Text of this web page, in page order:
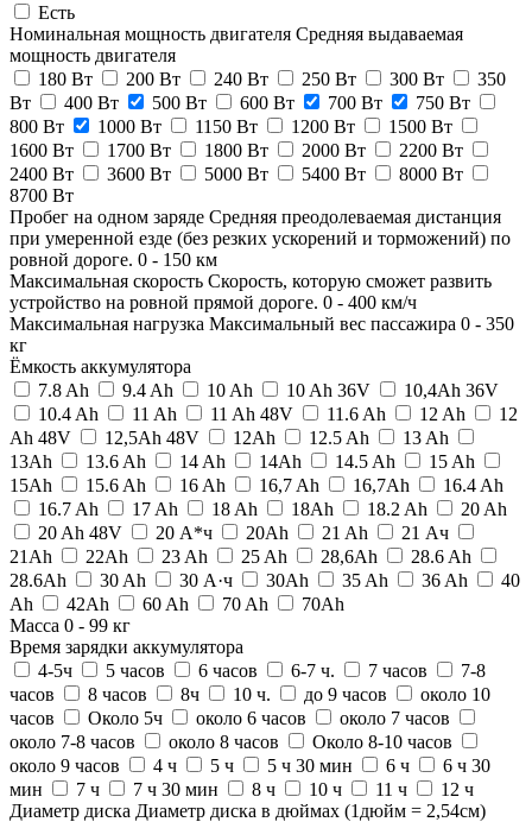
Есть
Номинальная мощность двигателя Средняя выдаваемая
мощность двигателя
180 Вт
200 Вт 240 Вт 250 Вт 300 Вт
350
Вт
400 Вт 500 Вт 600 Вт 700 Вт
750 Вт
800 Вт
1000 Вт 1150 Вт 1200 Вт
1500 Вт
1600 Вт
1700 Вт 1800 Вт 2000 Вт
2200 Вт
2400 Вт
3600 Вт 5000 Вт 5400 Вт
8000 Вт
8700 Вт
Пробег на одном заряде Средняя преодолеваемая дистанция
при умеренной езде (без резких ускорений и торможений) по
ровной дороге. 0 - 150 км
Максимальная скорость Скорость, которую сможет развить
устройство на ровной прямой дороге. 0 - 400 км/ч
Максимальная нагрузка Максимальный вес пассажира 0 - 350
кг
Ёмкость аккумулятора
7.8 Ah
9.4 Ah 10 Ah 10 Ah 36V
10,4Ah 36V
10.4 Ah
11 Ah 11 Ah 48V 11.6 Ah 12 Ah
12
Ah 48V
12,5Ah 48V 12Ah 12.5 Ah
13 Ah
13Ah
13.6 Ah 14 Ah 14Ah 14.5 Ah
15 Ah
15Ah
15.6 Ah 16 Ah 16,7 Ah 16,7Ah
16.4 Ah
16.7 Ah
17 Ah 18 Ah 18Ah 18.2 Ah
20 Ah
20 Ah 48V
20 А*ч 20Ah 21 Ah
21 Ач
21Ah
22Ah 23 Ah 25 Ah 28,6Ah
28.6 Ah
28.6Ah
30 Ah 30 А·ч 30Ah 35 Ah 36 Ah
40
Ah
42Ah 60 Ah 70 Ah
70Ah
Масса 0 - 99 кг
Время зарядки аккумулятора
4-5ч
5 часов 6 часов 6-7 ч. 7 часов
7-8
часов
8 часов 8ч 10 ч. до 9 часов
около 10
часов
Около 5ч около 6 часов
около 7 часов
около 7-8 часов
около 8 часов
Около 8-10 часов
около 9 часов
4 ч 5 ч 5 ч 30 мин 6 ч
6 ч 30
мин
7 ч 7 ч 30 мин 8 ч 10 ч 11 ч
12 ч
Диаметр диска Диаметр диска в дюймах (1дюйм = 2,54см)